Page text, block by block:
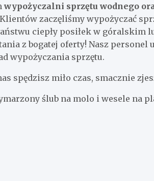
wypożyczalni sprzętu wodnego
zaczęliśmy wypożyczać
ciepły posiłek w góralskim
z bogatej oferty! Nasz personel
wypożyczania sprzętu.
spędzisz miło czas, smacznie
ślub na molo i wesele na